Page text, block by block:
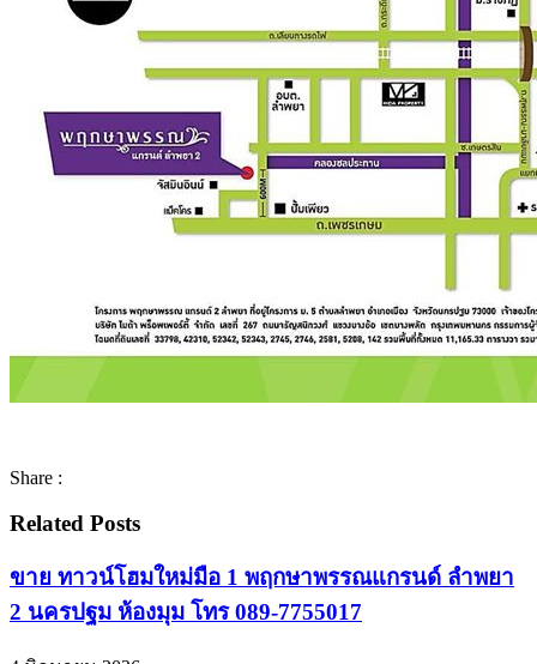
Share :
Related Posts
ขาย ทาวน์โฮมใหม่มือ 1 พฤกษาพรรณแกรนด์ ลำพยา
2 นครปฐม ห้องมุม โทร 089-7755017